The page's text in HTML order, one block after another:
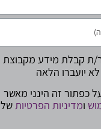
ת קבלת מידע מקבוצת
יועברו הלאה
כפתור זה הינני מאשר
ומדיניות הפרטיותשל